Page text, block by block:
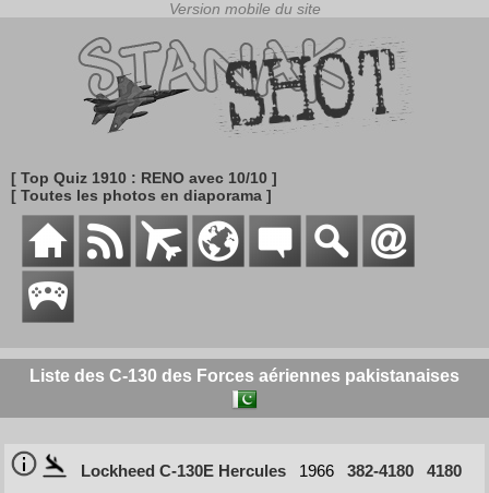
[ Top Quiz 1910 : RENO avec 10/10 ]
[ Toutes les photos en diaporama ]
Liste des C-130 des Forces aériennes pakistanaises
Lockheed C-130E Hercules 1966 382-4180
4180